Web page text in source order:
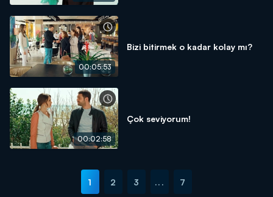
00:05:53
Bizi bitirmek o kadar kolay mı?
00:02:58
Çok seviyorum!
1 2 3 ... 7